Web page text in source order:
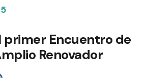
primer Encuentro de
Renovador